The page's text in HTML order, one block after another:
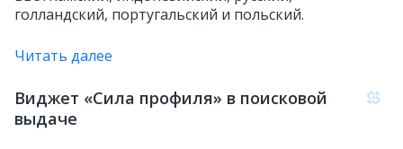
голландский, португальский и польский.
Читать далее
Виджет «Сила профиля» в поисковой
выдаче